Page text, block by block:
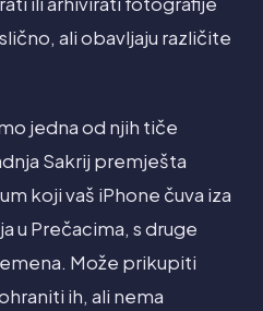
ali obavljaju različite
jedna od njih tiče
Sakrij premješta
koji vaš iPhone čuva iza
u Prečacima, s druge
Može prikupiti
ih, ali nema